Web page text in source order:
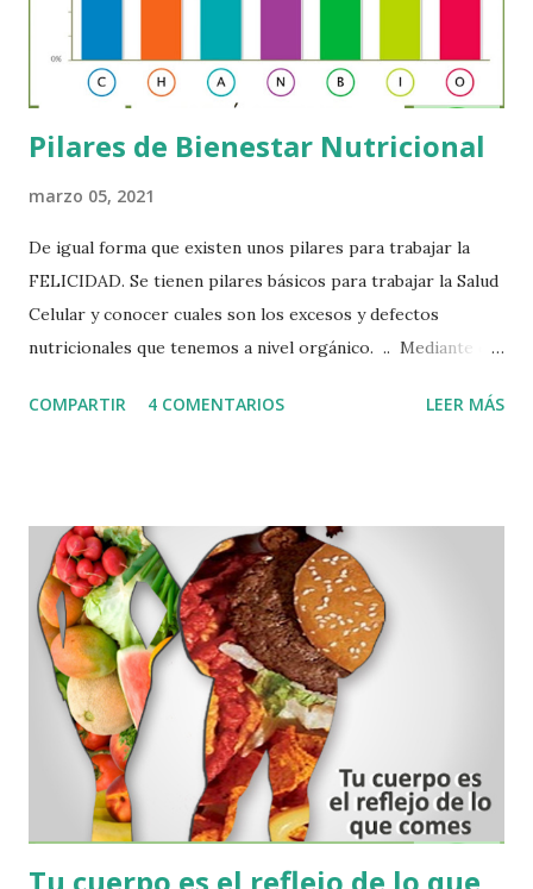
precisión estos factores nos otorga un enorme poder:
Modificando nuestros hábitos y nuestro entorn...
Pilares de Bienestar Nutricional
marzo 05, 2021
De igual forma que existen unos pilares para trabajar la
FELICIDAD. Se tienen pilares básicos para trabajar la Salud
Celular y conocer cuales son los excesos y defectos
nutricionales que tenemos a nivel orgánico. .. Mediante el
han seguido patrones, clínicos, experimentales en sinergia
conocer edos excesos y defectos nutricionales que generan
los hábitos alimentarios de una persona. .. Ahora bien,
hoy gracias a la tecnología podemos acceder de una manera
fácil y cómoda desde la tranquilidad de su hogar, a
este cuestionario de su PERFIL BIONUTRICIONAL y
recibir un resultado que se refleja en un Histograma
detallado, en donde muestra cómo evoluciona
metabólicamente su organismo, y cuáles son las afecciones
más direc...
COMPARTIR 4 COMENTARIOS LEER MÁS